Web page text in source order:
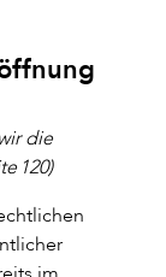
die
120)
im